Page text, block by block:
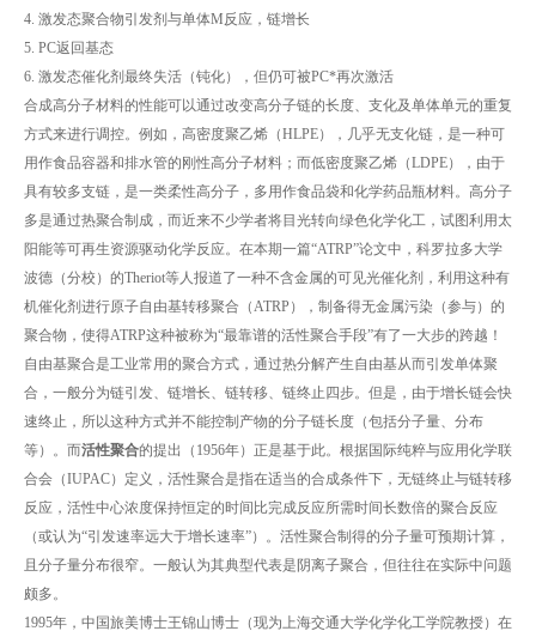
4. 激发态聚合物引发剂与单体M反应，链增长
5. PC返回基态
6. 激发态催化剂最终失活（钝化），但仍可被PC*再次激活
合成高分子材料的性能可以通过改变高分子链的长度、支化及单体单元的重复
方式来进行调控。例如，高密度聚乙烯（HLPE），几乎无支化链，是一种可
用作食品容器和排水管的刚性高分子材料；而低密度聚乙烯（LDPE），由于
具有较多支链，是一类柔性高分子，多用作食品袋和化学药品瓶材料。高分子
多是通过热聚合制成，而近来不少学者将目光转向绿色化学化工，试图利用太
阳能等可再生资源驱动化学反应。在本期一篇“ATRP”论文中，科罗拉多大学
波德（分校）的Theriot等人报道了一种不含金属的可见光催化剂，利用这种有
机催化剂进行原子自由基转移聚合（ATRP），制备得无金属污染（参与）的
聚合物，使得ATRP这种被称为“最靠谱的活性聚合手段”有了一大步的跨越！
自由基聚合是工业常用的聚合方式，通过热分解产生自由基从而引发单体聚
合，一般分为链引发、链增长、链转移、链终止四步。但是，由于增长链会快
速终止，所以这种方式并不能控制产物的分子链长度（包括分子量、分布
等）。而活性聚合的提出（1956年）正是基于此。根据国际纯粹与应用化学联
合会（IUPAC）定义，活性聚合是指在适当的合成条件下，无链终止与链转移
反应，活性中心浓度保持恒定的时间比完成反应所需时间长数倍的聚合反应
（或认为“引发速率远大于增长速率”）。活性聚合制得的分子量可预期计算，
且分子量分布很窄。一般认为其典型代表是阴离子聚合，但往往在实际中问题
颇多。
1995年，中国旅美博士王锦山博士（现为上海交通大学化学化工学院教授）在